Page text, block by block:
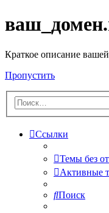
Краткое описание
Пропустить
Ссылки
Темы без
Активные
Поиск